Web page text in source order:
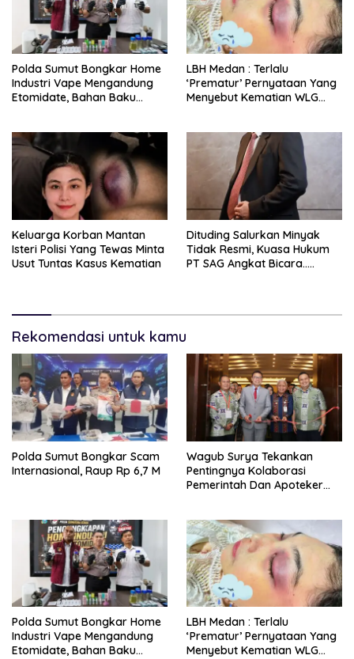
Polda Sumut Bongkar Home
Industri Vape Mengandung
Etomidate, Bahan Baku
LBH Medan : Terlalu
‘Prematur’ Pernyataan Yang
Menyebut Kematian WLG
Keluarga Korban Mantan
Isteri Polisi Yang Tewas Minta
Usut Tuntas Kasus Kematian
Dituding Salurkan Minyak
Tidak Resmi, Kuasa Hukum
PT SAG Angkat Bicara…..
Rekomendasi untuk kamu
Polda Sumut Bongkar Scam
Internasional, Raup Rp 6,7 M
Wagub Surya Tekankan
Pentingnya Kolaborasi
Pemerintah Dan Apoteker
Polda Sumut Bongkar Home
Industri Vape Mengandung
Etomidate, Bahan Baku
LBH Medan : Terlalu
‘Prematur’ Pernyataan Yang
Menyebut Kematian WLG